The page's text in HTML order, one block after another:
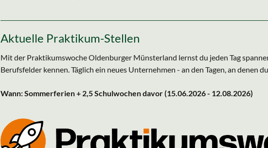
Aktuelle Praktikum-Stellen
Mit der Praktikumswoche Oldenburger Münsterland lernst du jeden Tag
Berufsfelder kennen. Täglich ein neues Unternehmen - an den Tagen, an denen
Wann: Sommerferien + 2,5 Schulwochen davor (15.06.2026 - 12.08.2026)